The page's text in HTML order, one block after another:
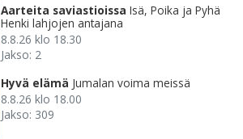
Aarteita saviastioissa Isä, Poika ja Pyhä
Henki lahjojen antajana
8.8.26 klo 18.30
Jakso: 2
Hyvä elämä Jumalan voima meissä
8.8.26 klo 18.00
Jakso: 309